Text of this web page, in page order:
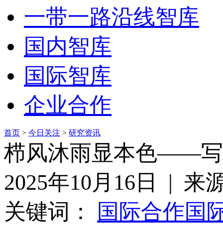
一带一路沿线智库
国内智库
国际智库
企业合作
首页 > 今日关注 > 研究资讯
栉风沐雨显本色——写
2025年10月16日 | 来
关键词：
国际合作国